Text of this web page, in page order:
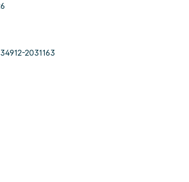
2031163